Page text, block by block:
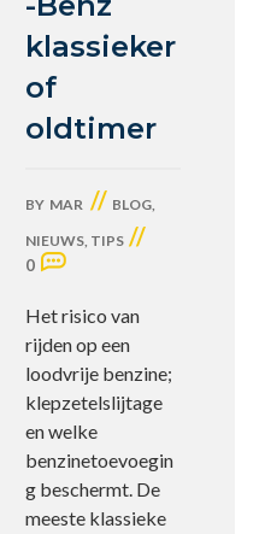
klassieker
of
oldtimer
BY MAR // BLOG,
NIEUWS, TIPS //
0
Het risico van
rijden op een
loodvrije benzine;
klepzetelslijtage
en welke
benzinetoevoegin
g beschermt. De
meeste klassieke